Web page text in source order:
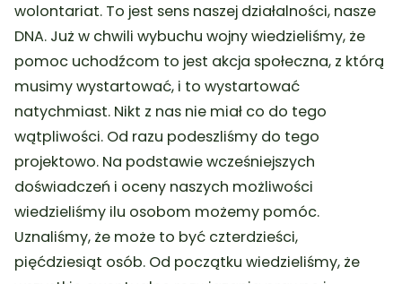
wolontariat. To jest sens naszej działalności, nasze
DNA. Już w chwili wybuchu wojny wiedzieliśmy, że
pomoc uchodźcom to jest akcja społeczna, z którą
musimy wystartować, i to wystartować
natychmiast. Nikt z nas nie miał co do tego
wątpliwości. Od razu podeszliśmy do tego
projektowo. Na podstawie wcześniejszych
doświadczeń i oceny naszych możliwości
wiedzieliśmy ilu osobom możemy pomóc.
Uznaliśmy, że może to być czterdzieści,
pięćdziesiąt osób. Od początku wiedzieliśmy, że